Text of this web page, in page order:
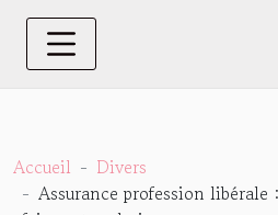
Accueil
Divers
Assurance profession